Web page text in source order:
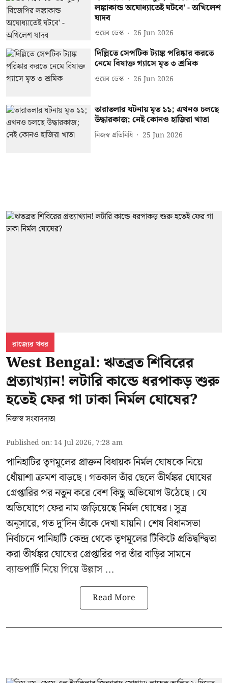
লঙ্কাকান্ড অযোধ্যাতেই ঘটবে' - অখিলেশ
যাদব
ওয়েব ডেস্ক 26 Jun 2026
দিল্লিতে সেপটিক ট্যাঙ্ক পরিষ্কার করতে
নেমে বিষাক্ত গ্যাসে মৃত ৩ শ্রমিক
ওয়েব ডেস্ক 26 Jun 2026
তারাতলার ঘটনায় মৃত ১১; এখনও চলছে
উদ্ধারকাজ; নেই কোনও হাজিরা খাতা
নিজস্ব প্রতিনিধি 25 Jun 2026
রাজ্যের খবর
West Bengal: ঋতব্রত শিবিরের
প্রত্যাখ্যান! লটারি কান্ডে ধরপাকড় শুরু
হতেই ফের গা ঢাকা নির্মল ঘোষের?
নিজস্ব সংবাদদাতা
Published on: 14 Jul 2026, 7:28 am
পানিহাটির তৃণমূলের প্রাক্তন বিধায়ক নির্মল ঘোষকে নিয়ে
ধোঁয়াশা ক্রমশ বাড়ছে। গতকাল তাঁর ছেলে তীর্থঙ্কর ঘোষের
গ্রেপ্তারির পর নতুন করে বেশ কিছু অভিযোগ উঠেছে। যে
অভিযোগে ফের নাম জড়িয়েছে নির্মল ঘোষের। সূত্র
অনুসারে, গত দু’দিন তাঁকে দেখা যায়নি। শেষ বিধানসভা
নির্বাচনে পানিহাটি কেন্দ্র থেকে তৃণমূলের টিকিটে প্রতিদ্বন্দ্বিতা
করা তীর্থঙ্কর ঘোষের প্রেপ্তারির পর তাঁর বাড়ির সামনে
ব্যান্ডপার্টি নিয়ে গিয়ে উল্লাস ...
Read More